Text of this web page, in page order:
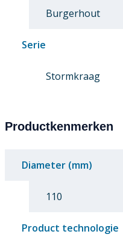
Burgerhout
Serie
Stormkraag
Productkenmerken
Diameter (mm)
110
Product technologie